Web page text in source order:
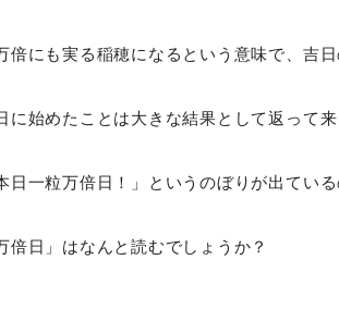
倍にも実る稲穂になるという意味で、吉日
に始めたことは大きな結果として返って来
日一粒万倍日！」というのぼりが出てい
倍日」はなんと読むでしょうか？